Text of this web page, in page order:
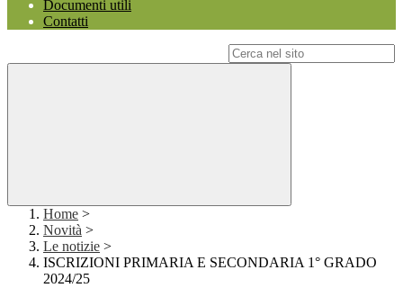
Documenti utili
Contatti
Home >
Novità >
Le notizie >
ISCRIZIONI PRIMARIA E SECONDARIA 1° GRADO
2024/25